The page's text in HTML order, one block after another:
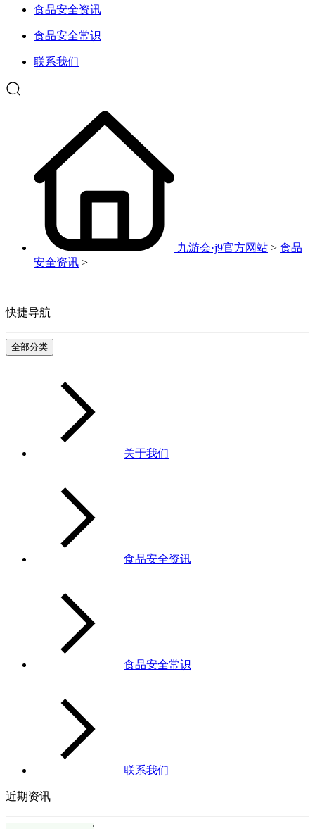
食品安全资讯
食品安全常识
联系我们
九游会·j9官方网站 > 食品
安全资讯 >
快捷导航
全部分类
关于我们
食品安全资讯
食品安全常识
联系我们
近期资讯